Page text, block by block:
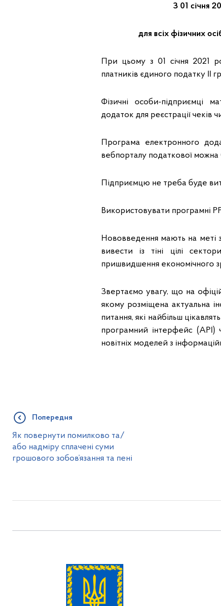
З 01 січня
для всіх фізичних
При цьому з 01 січня 2021
платників єдиного податку ІІ
Фізичні особи-підприємці
додаток для реєстрації чеків
Програма електронного
вебпорталу податкової
Підприємцю не треба буде
Використовувати програмні
Нововведення мають на меті
вивести із тіні цілі
пришвидшення економічного
Звертаємо увагу, що на
якому розміщена актуальна
питання, які найбільш
програмний інтерфейс (АРІ)
новітніх моделей з
Попередня
Як повернути помилково та/
або надміру сплачені суми
грошового зобов’язання та пені